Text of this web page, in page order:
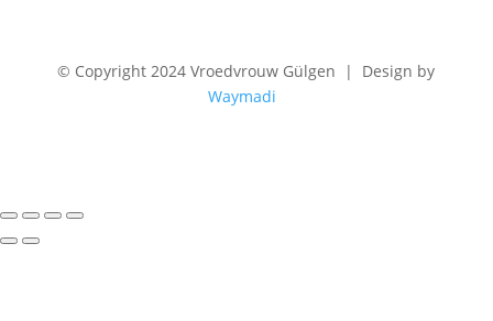
© Copyright 2024 Vroedvrouw Gülgen | Design by
Waymadi